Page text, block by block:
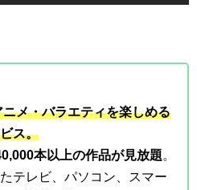
メ・バラエティを楽しめる
ス。
本以上の作品が見放題。
テレビ、パソコン、スマー